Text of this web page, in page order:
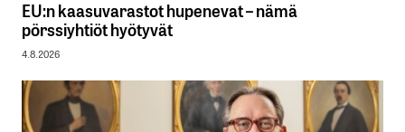
EU:n kaasuvarastot hupenevat – nämä
pörssiyhtiöt hyötyvät
4.8.2026